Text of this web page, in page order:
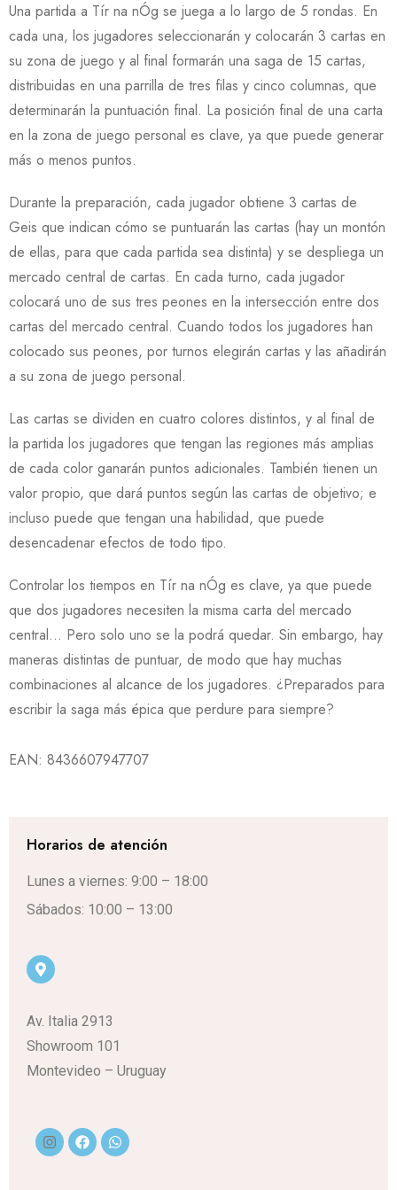
Una partida a Tír na nÓg se juega a lo largo de 5 rondas. En
cada una, los jugadores seleccionarán y colocarán 3 cartas en
su zona de juego y al final formarán una saga de 15 cartas,
distribuidas en una parrilla de tres filas y cinco columnas, que
determinarán la puntuación final. La posición final de una carta
en la zona de juego personal es clave, ya que puede generar
más o menos puntos.
Durante la preparación, cada jugador obtiene 3 cartas de
Geis que indican cómo se puntuarán las cartas (hay un montón
de ellas, para que cada partida sea distinta) y se despliega un
mercado central de cartas. En cada turno, cada jugador
colocará uno de sus tres peones en la intersección entre dos
cartas del mercado central. Cuando todos los jugadores han
colocado sus peones, por turnos elegirán cartas y las añadirán
a su zona de juego personal.
Las cartas se dividen en cuatro colores distintos, y al final de
la partida los jugadores que tengan las regiones más amplias
de cada color ganarán puntos adicionales. También tienen un
valor propio, que dará puntos según las cartas de objetivo; e
incluso puede que tengan una habilidad, que puede
desencadenar efectos de todo tipo.
Controlar los tiempos en Tír na nÓg es clave, ya que puede
que dos jugadores necesiten la misma carta del mercado
central… Pero solo uno se la podrá quedar. Sin embargo, hay
maneras distintas de puntuar, de modo que hay muchas
combinaciones al alcance de los jugadores. ¿Preparados para
escribir la saga más épica que perdure para siempre?
EAN: 8436607947707
Horarios de atención
Lunes a viernes: 9:00 – 18:00
Sábados: 10:00 – 13:00
Av. Italia 2913
Showroom 101
Montevideo – Uruguay